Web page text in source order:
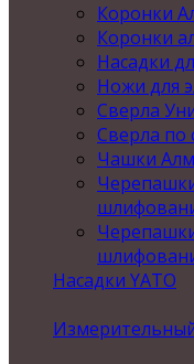
Коронки
Коронки
Насадки
Ножи для
Сверла
Сверла по
Чашки
Насадки YATO